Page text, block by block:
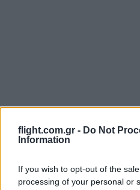
flight.com.gr - Do Not
Information
If you wish to opt-out of the
processing of your personal or
COMMENTS